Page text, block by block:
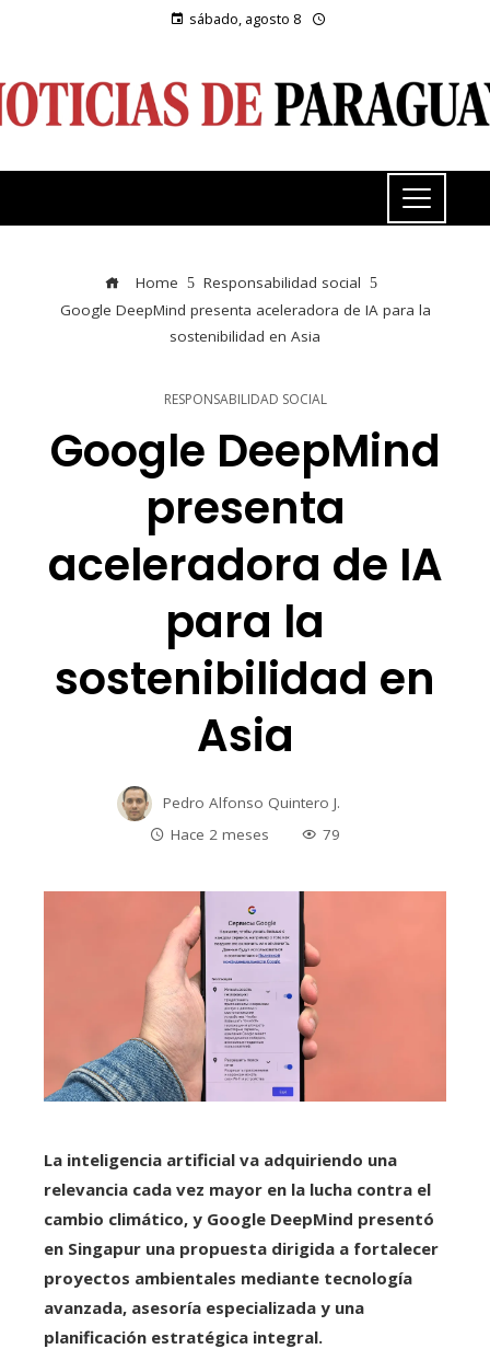
sábado, agosto 8
Home
Responsabilidad social
Google DeepMind presenta aceleradora de IA para la
sostenibilidad en Asia
RESPONSABILIDAD SOCIAL
Google DeepMind
presenta
aceleradora de IA
para la
sostenibilidad en
Asia
Pedro Alfonso Quintero J.
Hace 2 meses
79
La inteligencia artificial va adquiriendo una
relevancia cada vez mayor en la lucha contra el
cambio climático, y Google DeepMind presentó
en Singapur una propuesta dirigida a fortalecer
proyectos ambientales mediante tecnología
avanzada, asesoría especializada y una
planificación estratégica integral.